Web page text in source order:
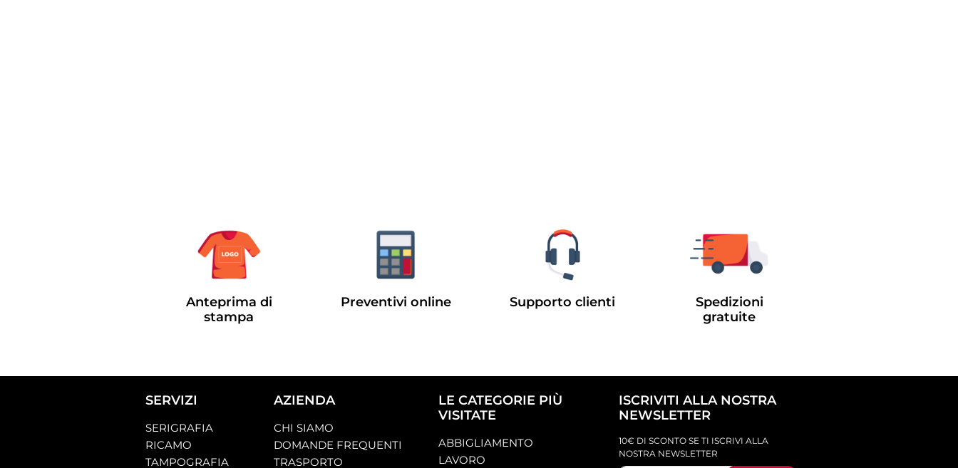
Anteprima di
stampa
Preventivi online Supporto clienti
Spedizioni
gratuite
SERVIZI
SERIGRAFIA
RICAMO
TAMPOGRAFIA
AZIENDA
CHI SIAMO
DOMANDE FREQUENTI
TRASPORTO
LE CATEGORIE PIÙ
VISITATE
ABBIGLIAMENTO
LAVORO
ISCRIVITI ALLA NOSTRA
NEWSLETTER
10€ DI SCONTO SE TI ISCRIVI ALLA
NOSTRA NEWSLETTER